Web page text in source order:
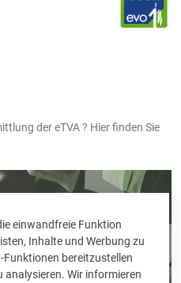
einwandfreie Funktion
Inhalte und Werbung zu
Funktionen bereitzustellen
analysieren. Wir informieren
der eTVA ? Hier finden Sie